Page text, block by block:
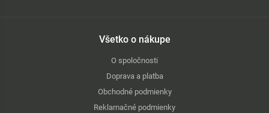
Všetko o nákupe
O spoločnosti
Doprava a platba
Obchodné podmienky
Reklamačné podmienky